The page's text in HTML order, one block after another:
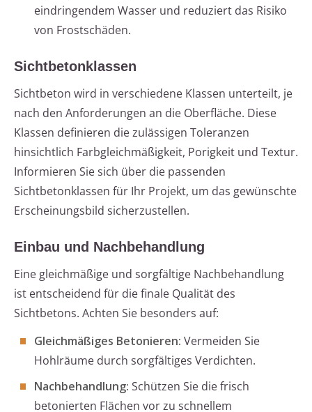
eindringendem Wasser und reduziert das Risiko
von Frostschäden.
Sichtbetonklassen
Sichtbeton wird in verschiedene Klassen unterteilt, je
nach den Anforderungen an die Oberfläche. Diese
Klassen definieren die zulässigen Toleranzen
hinsichtlich Farbgleichmäßigkeit, Porigkeit und Textur.
Informieren Sie sich über die passenden
Sichtbetonklassen für Ihr Projekt, um das gewünschte
Erscheinungsbild sicherzustellen.
Einbau und Nachbehandlung
Eine gleichmäßige und sorgfältige Nachbehandlung
ist entscheidend für die finale Qualität des
Sichtbetons. Achten Sie besonders auf:
Gleichmäßiges Betonieren: Vermeiden Sie
Hohlräume durch sorgfältiges Verdichten.
Nachbehandlung: Schützen Sie die frisch
betonierten Flächen vor zu schnellem